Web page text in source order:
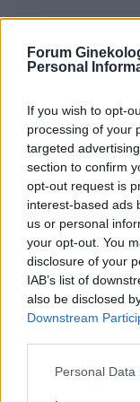
Forum
Personal
If you wish to opt-
processing of your
targeted
section to confirm
opt-out request is
interest-based ads
us or personal
your opt-out. You
disclosure of your
IAB’s list of
also be disclosed
Downstream
Personal
Obtarcie
sikania i
Forum:
Wyskoczył
mniejszej,
gdy się